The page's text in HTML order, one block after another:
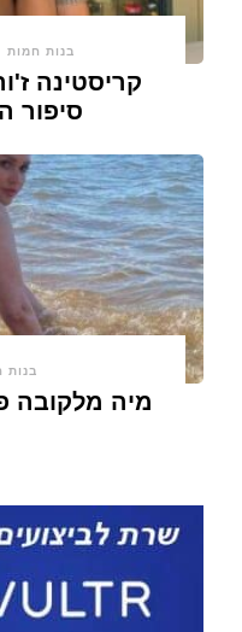
בנות חמות
קריסטינה
סיפור
בנות
מיה מלקובה